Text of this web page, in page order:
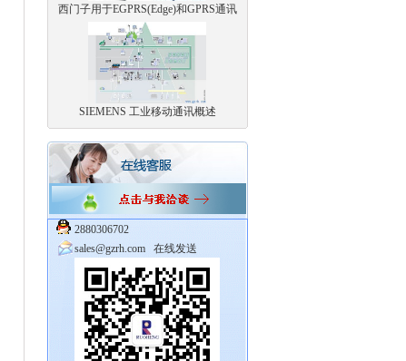
西门子用于EGPRS(Edge)和GPRS通讯
SIEMENS 工业移动通讯概述
2880306702
sales@gzrh.com
在线发送